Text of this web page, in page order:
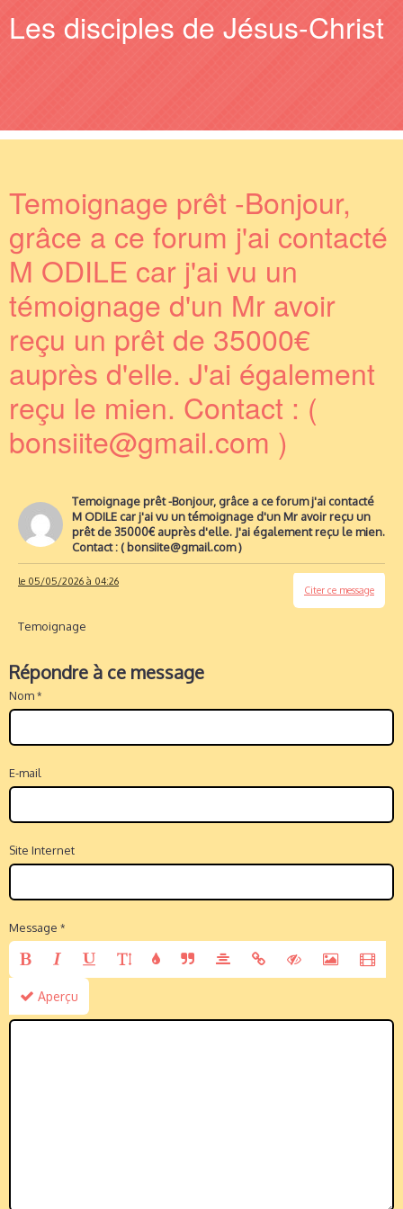
Les disciples de Jésus-Christ
Temoignage prêt -Bonjour,
grâce a ce forum j'ai contacté
M ODILE car j'ai vu un
témoignage d'un Mr avoir
reçu un prêt de 35000€
auprès d'elle. J'ai également
reçu le mien. Contact : (
bonsiite@gmail.com )
Temoignage prêt -Bonjour, grâce a ce forum j'ai contacté
M ODILE car j'ai vu un témoignage d'un Mr avoir reçu un
prêt de 35000€ auprès d'elle. J'ai également reçu le mien.
Contact : ( bonsiite@gmail.com )
le 05/05/2026 à 04:26
Citer ce message
Temoignage
Répondre à ce message
Nom
E-mail
Site Internet
Message
Aperçu